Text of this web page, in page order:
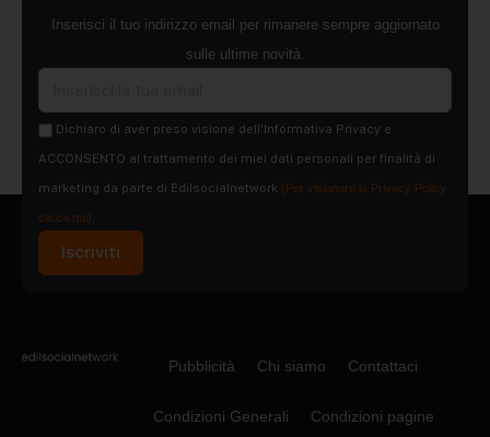
Inserisci il tuo indirizzo email per rimanere sempre aggiornato
sulle ultime novità.
Dichiaro di aver preso visione dell'Informativa Privacy e
ACCONSENTO al trattamento dei miei dati personali per finalità di
marketing da parte di Edilsocialnetwork (Per visionare la Privacy Policy
clicca qui).
Iscriviti
Pubblicità Chi siamo Contattaci
Condizioni Generali Condizioni pagine